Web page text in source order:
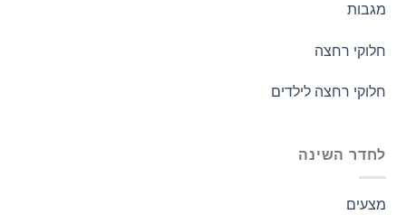
מגבות
חלוקי רחצה
חלוקי רחצה לילדים
לחדר השינה
מצעים